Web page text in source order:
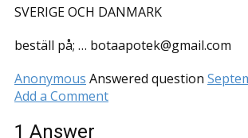
SVERIGE OCH DANMARK
beställ på; … botaapotek@gmail.com
Anonymous Answered question
Add a Comment
1 Answer